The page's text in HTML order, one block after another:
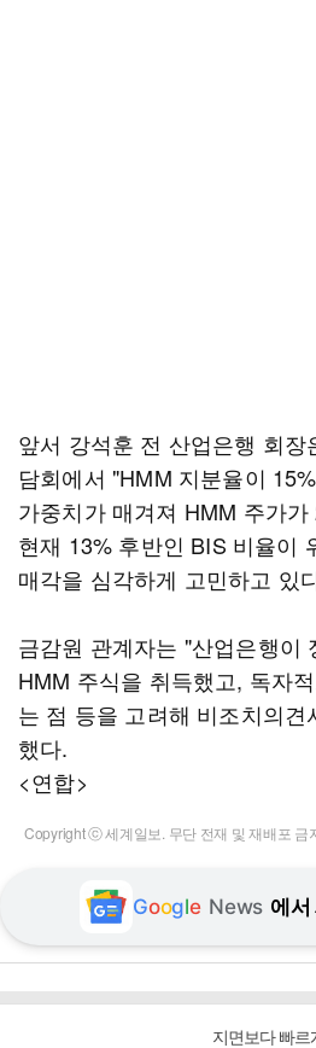
앞서 강석훈 전 산업은행 회
담회에서 "HMM 지분율이
가중치가 매겨져 HMM 주가
현재 13% 후반인 BIS 비율이
매각을 심각하게 고민하고 있
금감원 관계자는 "산업은행이
HMM 주식을 취득했고, 독자
는 점 등을 고려해 비조치의
했다.
<연합>
Copyright ⓒ 세계일보. 무단 전재 및 재배포 금
Google News 에서
지면보다 빠르